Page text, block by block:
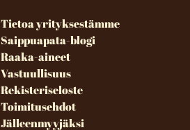
Tietoa yrityksestämme
Saippuapata-blogi
Raaka-aineet
Vastuullisuus
Rekisteriseloste
Toimitusehdot
Jälleenmyyjäksi